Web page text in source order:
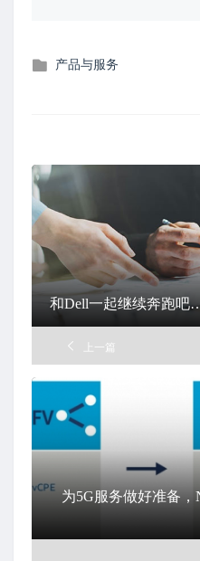
发
产品与服务
和Dell一起继续奔跑
上一篇
为5G服务做好准备